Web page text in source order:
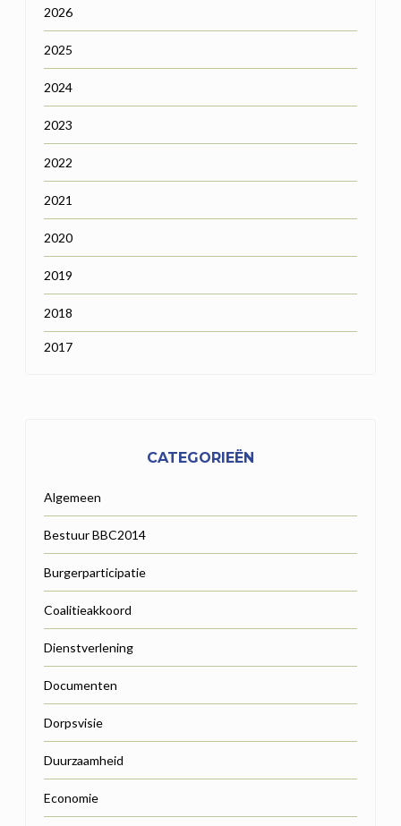
2026
2025
2024
2023
2022
2021
2020
2019
2018
2017
CATEGORIEËN
Algemeen
Bestuur BBC2014
Burgerparticipatie
Coalitieakkoord
Dienstverlening
Documenten
Dorpsvisie
Duurzaamheid
Economie